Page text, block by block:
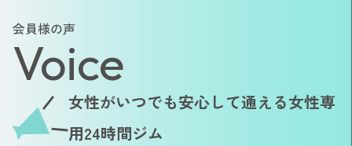
会員様の声
Voice
女性がいつでも安心して通える女性専
用24時間ジム